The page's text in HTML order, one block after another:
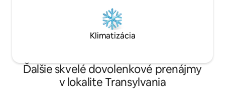
Klimatizácia
Ďalšie skvelé dovolenkové prenájmy
v lokalite Transylvania